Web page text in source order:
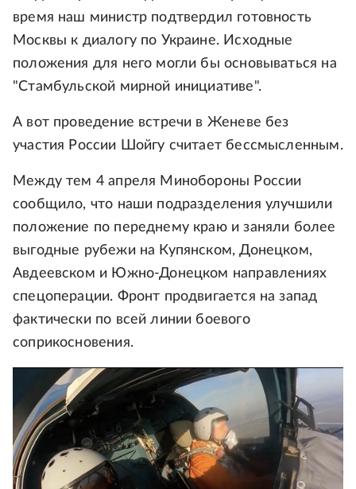
время наш министр подтвердил готовность
Москвы к диалогу по Украине. Исходные
положения для него могли бы основываться на
"Стамбульской мирной инициативе".
А вот проведение встречи в Женеве без
участия России Шойгу считает бессмысленным.
Между тем 4 апреля Минобороны России
сообщило, что наши подразделения улучшили
положение по переднему краю и заняли более
выгодные рубежи на Купянском, Донецком,
Авдеевском и Южно-Донецком направлениях
спецоперации. Фронт продвигается на запад
фактически по всей линии боевого
соприкосновения.